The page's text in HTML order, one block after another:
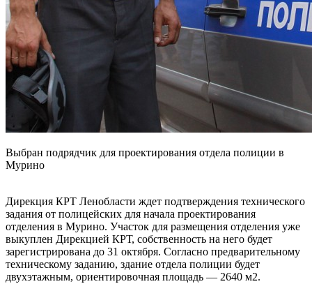
Выбран подрядчик для проектирования отдела полиции в
Мурино
Дирекция КРТ Ленобласти ждет подтверждения технического
задания от полицейских для начала проектирования
отделения в Мурино. Участок для размещения отделения уже
выкуплен Дирекцией КРТ, собственность на него будет
зарегистрирована до 31 октября. Согласно предварительному
техническому заданию, здание отдела полиции будет
двухэтажным, ориентировочная площадь — 2640 м2.